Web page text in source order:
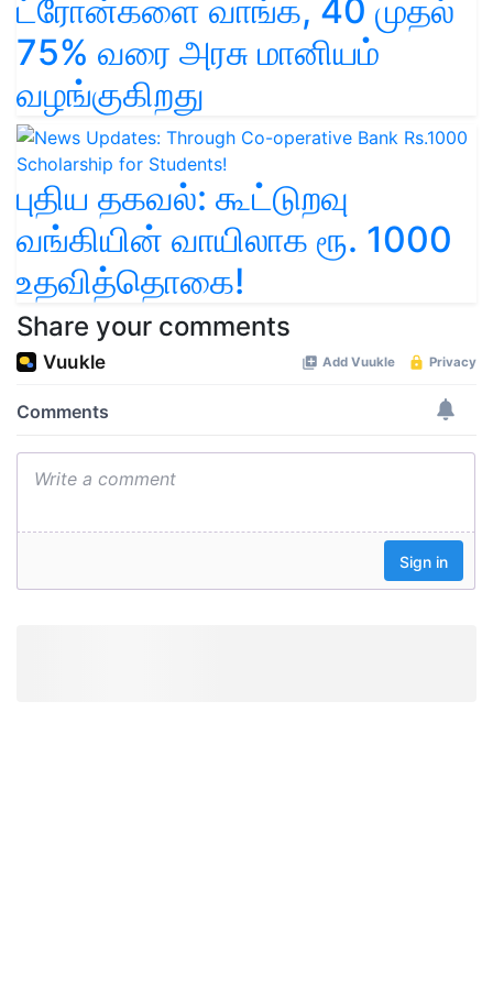
ட்ரோன்களை வாங்க, 40 முதல்
75% வரை அரசு மானியம்
வழங்குகிறது
புதிய தகவல்: கூட்டுறவு
வங்கியின் வாயிலாக ரூ. 1000
உதவித்தொகை!
Share your comments